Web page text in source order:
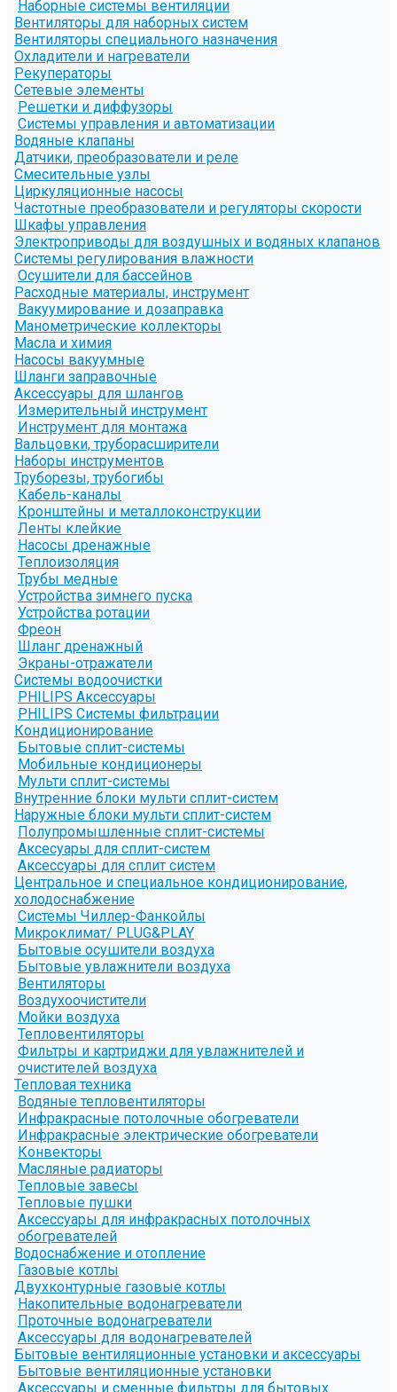
Наборные системы вентиляции
Вентиляторы для наборных систем
Вентиляторы специального назначения
Охладители и нагреватели
Рекуператоры
Сетевые элементы
Решетки и диффузоры
Системы управления и автоматизации
Водяные клапаны
Датчики, преобразователи и реле
Смесительные узлы
Циркуляционные насосы
Частотные преобразователи и регуляторы скорости
Шкафы управления
Электроприводы для воздушных и водяных клапанов
Системы регулирования влажности
Осушители для бассейнов
Расходные материалы, инструмент
Вакуумирование и дозаправка
Манометрические коллекторы
Масла и химия
Насосы вакуумные
Шланги заправочные
Аксессуары для шлангов
Измерительный инструмент
Инструмент для монтажа
Вальцовки, труборасширители
Наборы инструментов
Труборезы, трубогибы
Кабель-каналы
Кронштейны и металлоконструкции
Ленты клейкие
Насосы дренажные
Теплоизоляция
Трубы медные
Устройства зимнего пуска
Устройства ротации
Фреон
Шланг дренажный
Экраны-отражатели
Системы водоочистки
PHILIPS Аксессуары
PHILIPS Системы фильтрации
Кондиционирование
Бытовые сплит-системы
Мобильные кондиционеры
Мульти сплит-системы
Внутренние блоки мульти сплит-систем
Наружные блоки мульти сплит-систем
Полупромышленные сплит-системы
Аксесуары для сплит-систем
Аксессуары для сплит систем
Центральное и специальное кондиционирование,
холодоснабжение
Системы Чиллер-Фанкойлы
Микроклимат/ PLUG&PLAY
Бытовые осушители воздуха
Бытовые увлажнители воздуха
Вентиляторы
Воздухоочистители
Мойки воздуха
Тепловентиляторы
Фильтры и картриджи для увлажнителей и
очистителей воздуха
Тепловая техника
Водяные тепловентиляторы
Инфракрасные потолочные обогреватели
Инфракрасные электрические обогреватели
Конвекторы
Масляные радиаторы
Тепловые завесы
Тепловые пушки
Аксессуары для инфракрасных потолочных
обогревателей
Водоснабжение и отопление
Газовые котлы
Двухконтурные газовые котлы
Накопительные водонагреватели
Проточные водонагреватели
Аксессуары для водонагревателей
Бытовые вентиляционные установки и аксессуары
Бытовые вентиляционные установки
Аксессуары и сменные фильтры для бытовых